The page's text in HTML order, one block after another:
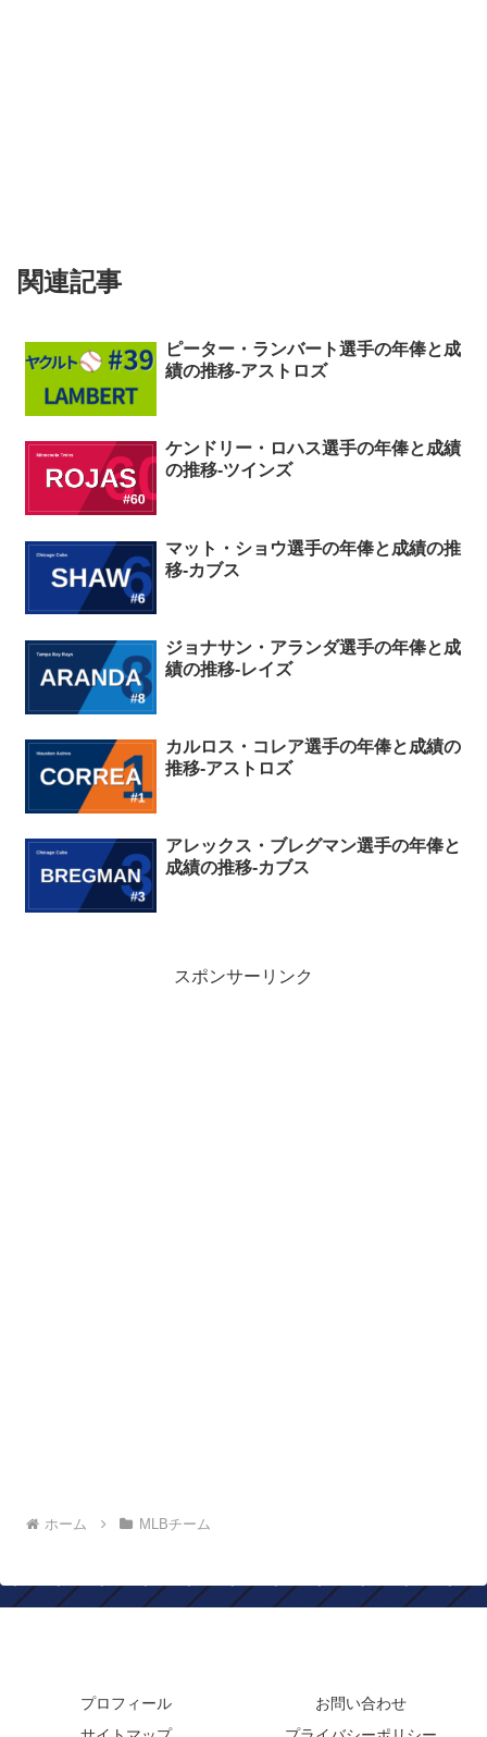
関連記事
ピーター・ランバート選手の年俸と成
績の推移-アストロズ
ケンドリー・ロハス選手の年俸と成績
の推移-ツインズ
マット・ショウ選手の年俸と成績の推
移-カブス
ジョナサン・アランダ選手の年俸と成
績の推移-レイズ
カルロス・コレア選手の年俸と成績の
推移-アストロズ
アレックス・ブレグマン選手の年俸と
成績の推移-カブス
スポンサーリンク
ホーム MLBチーム
プロフィール
お問い合わせ